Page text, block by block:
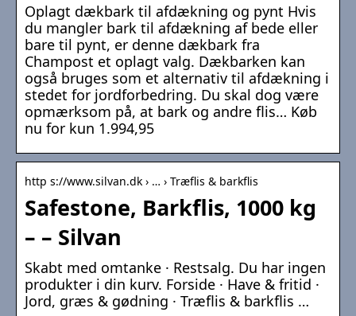
Oplagt dækbark til afdækning og pynt Hvis
du mangler bark til afdækning af bede eller
bare til pynt, er denne dækbark fra
Champost et oplagt valg. Dækbarken kan
også bruges som et alternativ til afdækning i
stedet for jordforbedring. Du skal dog være
opmærksom på, at bark og andre flis… Køb
nu for kun 1.994,95
http s://www.silvan.dk › … › Træflis & barkflis
Safestone, Barkflis, 1000 kg
– – Silvan
Skabt med omtanke · Restsalg. Du har ingen
produkter i din kurv. Forside · Have & fritid ·
Jord, græs & gødning · Træflis & barkflis …